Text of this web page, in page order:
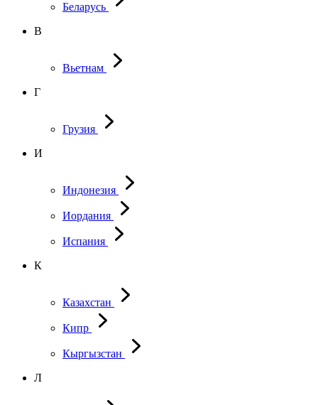
Беларусь
В
Вьетнам
Г
Грузия
И
Индонезия
Иордания
Испания
К
Казахстан
Кипр
Кыргызстан
Л